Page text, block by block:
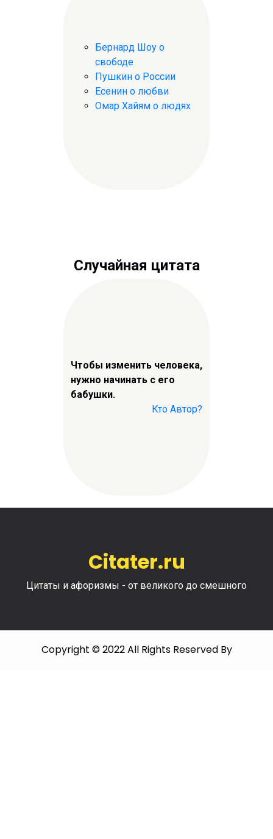
Бернард Шоу о
свободе
Пушкин о России
Есенин о любви
Омар Хайям о людях
Случайная цитата
Чтобы изменить человека,
нужно начинать с его
бабушки.
Кто Автор?
Citater.ru
Цитаты и афоризмы - от великого до смешного
Copyright © 2022 All Rights Reserved By